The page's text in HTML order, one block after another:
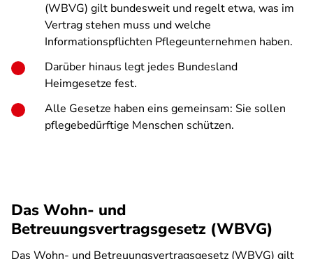
(WBVG) gilt bundesweit und regelt etwa, was im
Vertrag stehen muss und welche
Informationspflichten Pflegeunternehmen haben.
Darüber hinaus legt jedes Bundesland
Heimgesetze fest.
Alle Gesetze haben eins gemeinsam: Sie sollen
pflegebedürftige Menschen schützen.
Das Wohn- und
Betreuungsvertragsgesetz (WBVG)
Das Wohn- und Betreuungsvertragsgesetz (WBVG) gilt